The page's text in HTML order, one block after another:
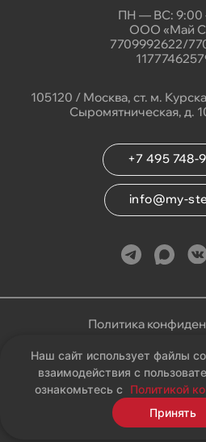
ПН — ВС: 9:00
ООО «Май
7709992622/
105120 / Москва, ст. м.
Сыромятническая, д.
+7 495 748-
info@my-
Политика
Соглашение на обработку
Карта
Наш сайт использует файлы
взаимодействия с
ознакомьтесь с
Политикой
Принять